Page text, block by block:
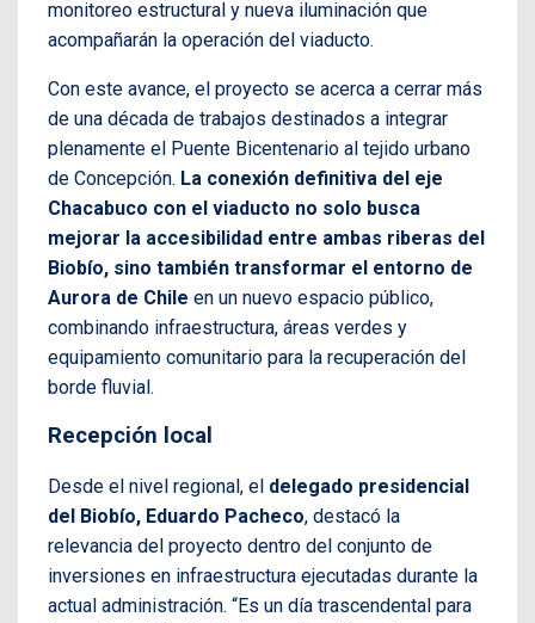
monitoreo estructural y nueva iluminación que
acompañarán la operación del viaducto.
Con este avance, el proyecto se acerca a cerrar más
de una década de trabajos destinados a integrar
plenamente el Puente Bicentenario al tejido urbano
de Concepción. La conexión definitiva del eje
Chacabuco con el viaducto no solo busca
mejorar la accesibilidad entre ambas riberas del
Biobío, sino también transformar el entorno de
Aurora de Chile en un nuevo espacio público,
combinando infraestructura, áreas verdes y
equipamiento comunitario para la recuperación del
borde fluvial.
Recepción local
Desde el nivel regional, el delegado presidencial
del Biobío, Eduardo Pacheco, destacó la
relevancia del proyecto dentro del conjunto de
inversiones en infraestructura ejecutadas durante la
actual administración. “Es un día trascendental para